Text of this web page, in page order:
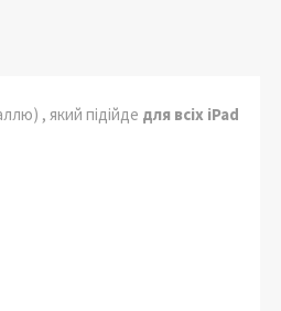
, який підійде для всіх iPad